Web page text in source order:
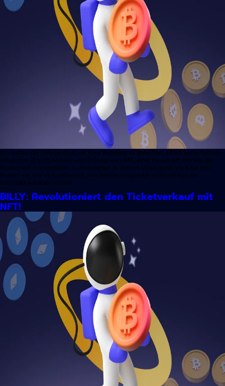
Wir hatten die Gelegenheit, mit Knut Robillard zu sprechen, einem Unternehmer,
Influencer (Crypto Million) und Gründer von IMO, einer neuen Art, mithilfe der
Blockchain in Immobilien zu investieren. In diesem Video stellt uns Knut sein
Projekt vor, wie es funktioniert, was bereits umgesetzt wird und was als
Nächstes kommen könnte.
BILLY: Revolutioniert den Ticketverkauf mit
NFT!